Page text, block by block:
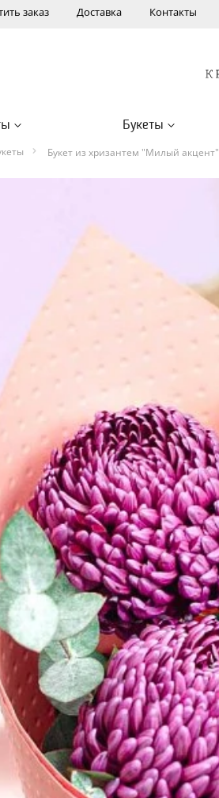
заказ Доставка Контакты
Букеты
Букет из хризантем "Милый акцент"